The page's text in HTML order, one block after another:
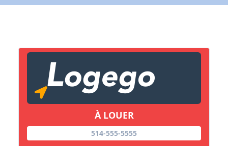
À LOUER
514-555-5555
Lien vers inscription (sera inclus dans courriel)
Copier lien
X Fermer Envoyez
X Fermer